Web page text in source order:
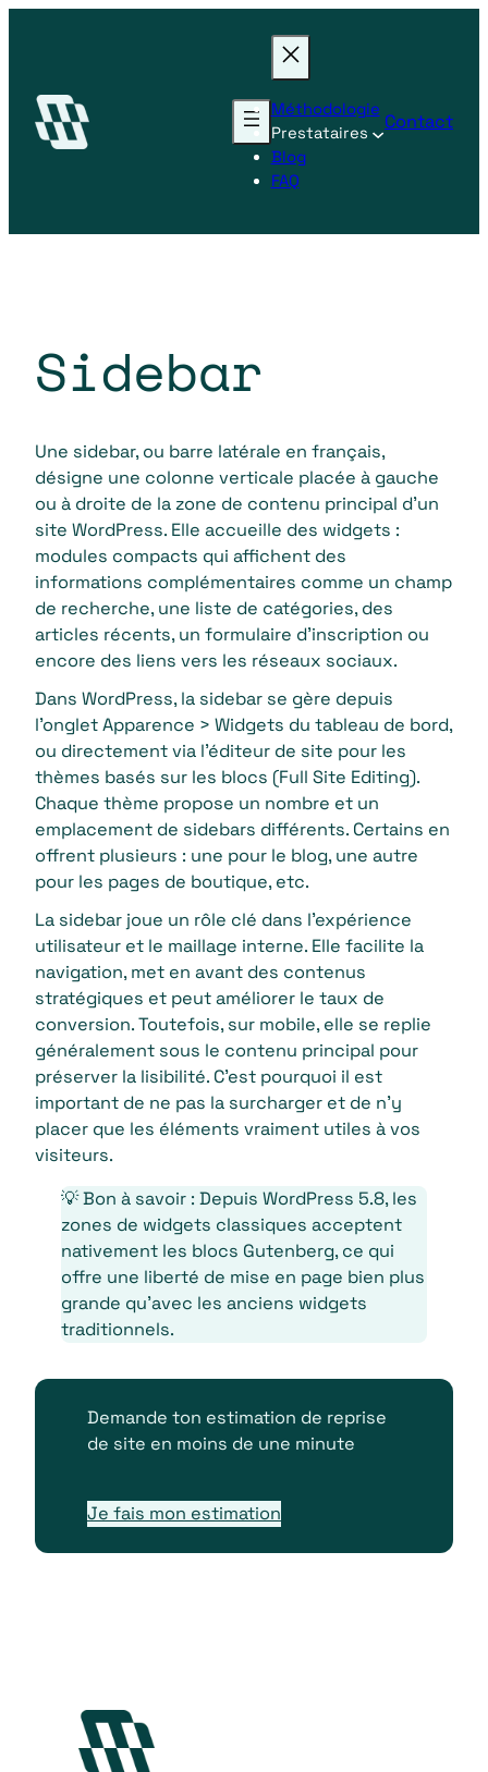
Méthodologie
Prestataires
Blog
FAQ
Contact
Sidebar
Une sidebar, ou barre latérale en français,
désigne une colonne verticale placée à gauche
ou à droite de la zone de contenu principal d’un
site WordPress. Elle accueille des widgets :
modules compacts qui affichent des
informations complémentaires comme un champ
de recherche, une liste de catégories, des
articles récents, un formulaire d’inscription ou
encore des liens vers les réseaux sociaux.
Dans WordPress, la sidebar se gère depuis
l’onglet Apparence > Widgets du tableau de bord,
ou directement via l’éditeur de site pour les
thèmes basés sur les blocs (Full Site Editing).
Chaque thème propose un nombre et un
emplacement de sidebars différents. Certains en
offrent plusieurs : une pour le blog, une autre
pour les pages de boutique, etc.
La sidebar joue un rôle clé dans l’expérience
utilisateur et le maillage interne. Elle facilite la
navigation, met en avant des contenus
stratégiques et peut améliorer le taux de
conversion. Toutefois, sur mobile, elle se replie
généralement sous le contenu principal pour
préserver la lisibilité. C’est pourquoi il est
important de ne pas la surcharger et de n’y
placer que les éléments vraiment utiles à vos
visiteurs.
💡 Bon à savoir : Depuis WordPress 5.8, les
zones de widgets classiques acceptent
nativement les blocs Gutenberg, ce qui
offre une liberté de mise en page bien plus
grande qu’avec les anciens widgets
traditionnels.
Demande ton estimation de reprise
de site en moins de une minute
Je fais mon estimation